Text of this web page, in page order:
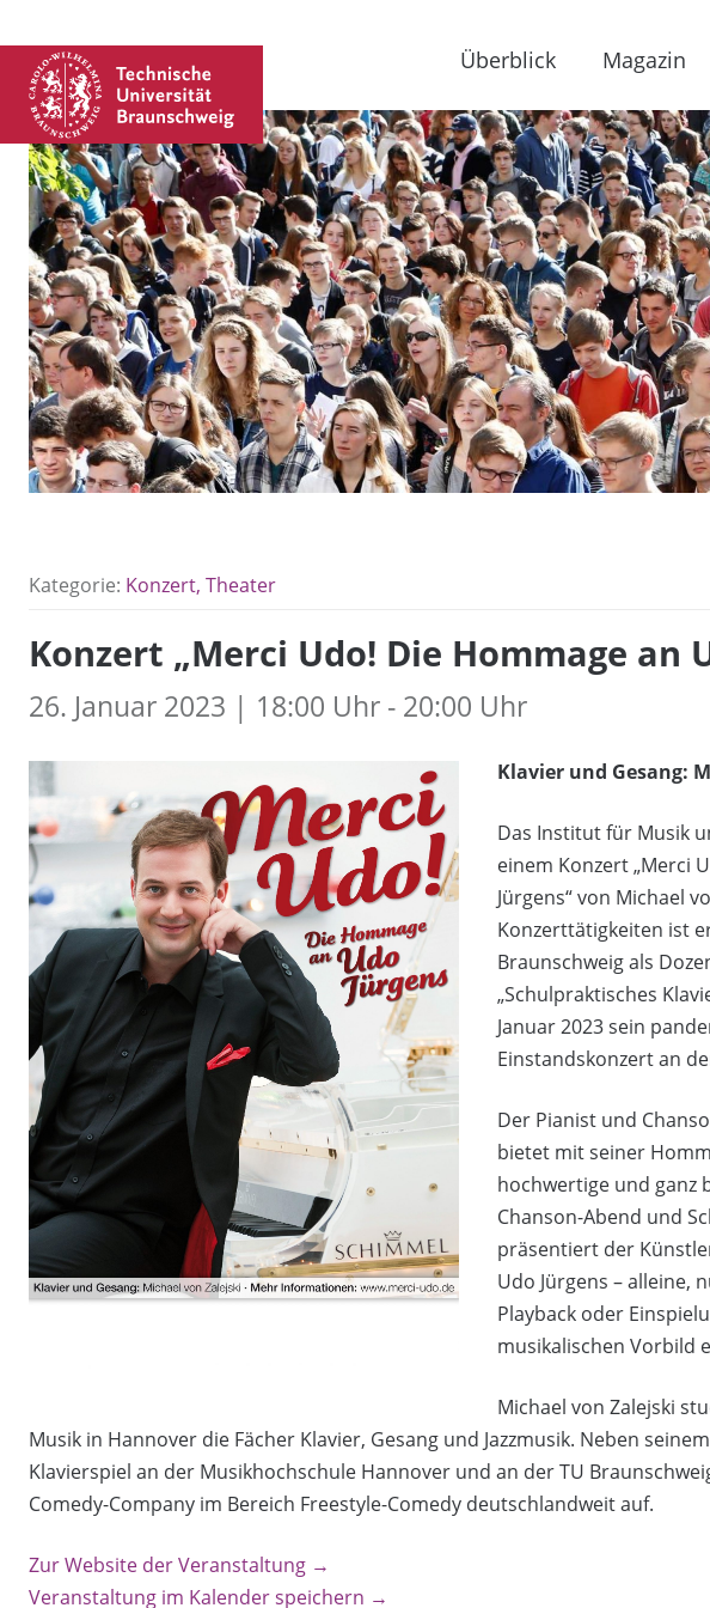
Überblick Magazin
Kategorie: Konzert, Theater
Konzert „Merci Udo! Die Hommage an
26. Januar 2023 | 18:00 Uhr - 20:00 Uhr
Klavier und Gesang:
Das Institut für Musik
einem Konzert „Merci
Jürgens“ von Michael
Konzerttätigkeiten ist
Braunschweig als
„Schulpraktisches
Januar 2023 sein
Einstandskonzert an
Der Pianist und
bietet mit seiner
hochwertige und ganz
Chanson-Abend und
präsentiert der
Udo Jürgens – alleine,
Playback oder
musikalischen Vorbild
Michael von Zalejski
Musik in Hannover die Fächer Klavier, Gesang und Jazzmusik. Neben
Klavierspiel an der Musikhochschule Hannover und an der TU
Comedy-Company im Bereich Freestyle-Comedy deutschlandweit auf.
Zur Website der Veranstaltung →
Veranstaltung im Kalender speichern →